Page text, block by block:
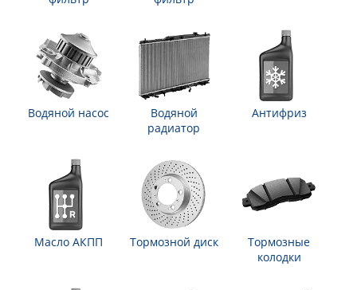
Водяной насос
Водяной
радиатор
Антифриз
Масло АКПП Тормозной диск
Тормозные
колодки